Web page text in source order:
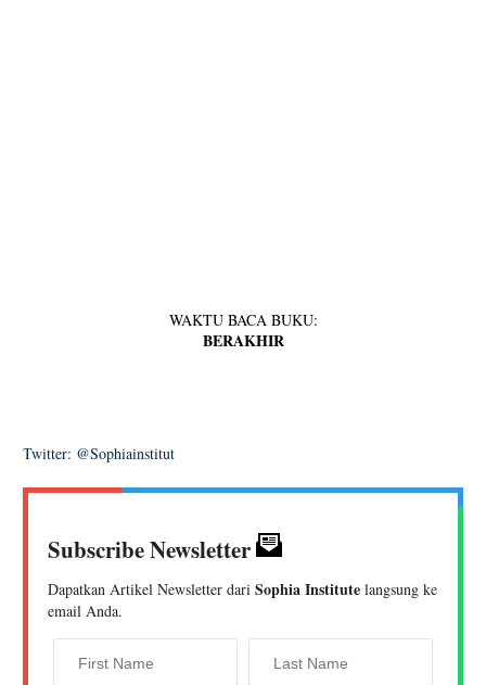
WAKTU BACA BUKU:
BERAKHIR
Twitter: @Sophiainstitut
Subscribe Newsletter
Dapatkan Artikel Newsletter dari Sophia Institute langsung ke
email Anda.